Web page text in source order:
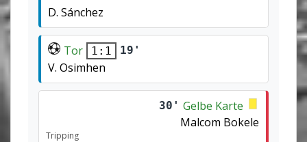
D. Sánchez
Tor 1:1 19'
V. Osimhen
30' Gelbe Karte
Malcom Bokele
Tripping